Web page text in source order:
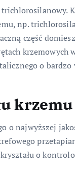
np.
część
krzemowych
o bardzo
krzemu
o najwyższej
o